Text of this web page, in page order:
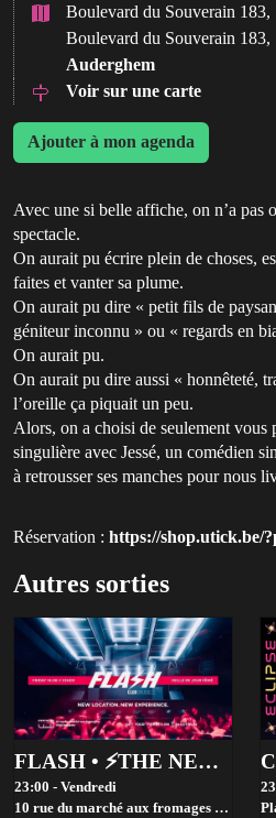
Boulevard du Souverain
Boulevard du Souverain 183,
Auderghem
Voir sur une carte
Ajouter à mon agenda
Avec une si belle affiche, on n’a pas
spectacle.
On aurait pu écrire plein de choses,
faites et vanter sa plume.
On aurait pu dire « petit fils de
géniteur inconnu » ou « regards en
On aurait pu.
On aurait pu dire aussi « honnêteté,
l’oreille ça piquait un peu.
Alors, on a choisi de seulement vous
singulière avec Jessé, un comédien
à retrousser ses manches pour nous
Réservation : https://shop.utick.be/
Autres sorties
FLASH • ⚡️THE NEW CHAPTER ⚡️ • Veille de congé - Friday 14.08
23:00 - Vendredi
10 rue du marché aux fromages 1000 brussels,